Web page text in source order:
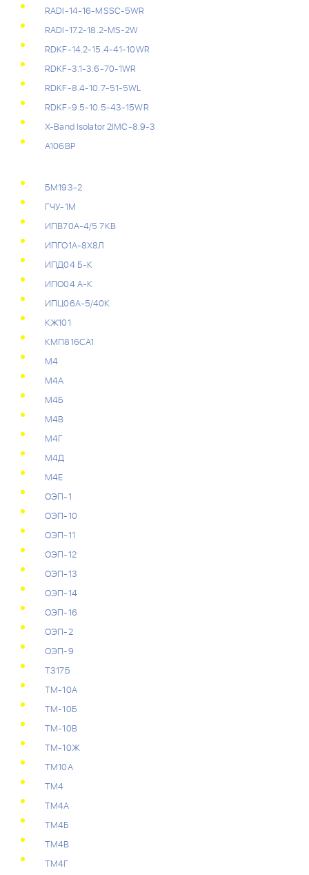
RADI-14-16-MSSC-5WR
RADI-17.2-18.2-MS-2W
RDKF-14.2-15.4-41-10WR
RDKF-3.1-3.6-70-1WR
RDKF-8.4-10.7-51-5WL
RDKF-9.5-10.5-43-15WR
X-Band Isolator 2IMC-8.9-3
А106ВР
БМ193-2
ГЧУ-1М
ИПВ70А-4/5 7КВ
ИПГО1А-8Х8Л
ИПД04 Б-К
ИПО04 А-К
ИПЦ06А-5/40К
КЖ101
КМП816СА1
М4
М4А
М4Б
М4В
М4Г
М4Д
М4Е
ОЭП-1
ОЭП-10
ОЭП-11
ОЭП-12
ОЭП-13
ОЭП-14
ОЭП-16
ОЭП-2
ОЭП-9
Т317Б
ТМ-10А
ТМ-10Б
ТМ-10В
ТМ-10Ж
ТМ10А
ТМ4
ТМ4А
ТМ4Б
ТМ4В
ТМ4Г